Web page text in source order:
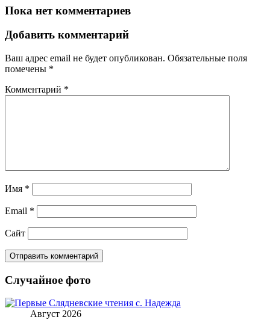
Пока нет комментариев
Добавить комментарий
Ваш адрес email не будет опубликован. Обязательные поля
помечены *
Комментарий *
Имя *
Email *
Сайт
Случайное фото
Август 2026